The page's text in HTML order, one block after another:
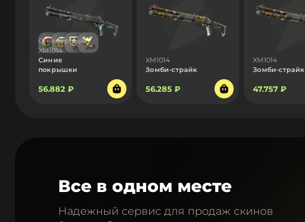
Сувенирный
XM1014
Синие
покрышки
56.882 ₽
XM1014
Зомби-страйк
56.285 ₽
XM1014
Зомби-страйк
47.757 ₽
Все в одном месте
Надежный сервис для продаж скинов